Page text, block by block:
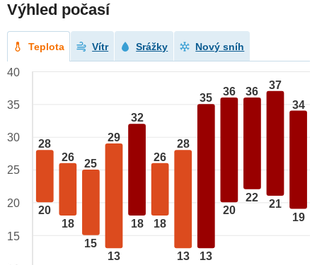
Výhled počasí
Teplota Vítr Srážky Nový sníh
28
20
26
18
25
15
29
13
32
18
26
18
28
13
35
13
36
20
36
22
37
21
34
19
40
35
30
25
20
15